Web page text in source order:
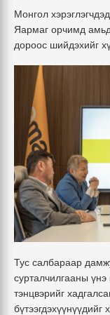
Монгол
Яармаг орчимд
дороос шийдэхийг
Тус салбараар
сурталчилгааны үнэ
тэнцвэрийг